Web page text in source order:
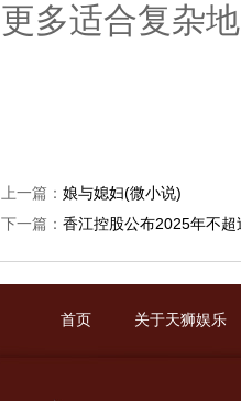
更多适合复杂
上一篇： 娘与媳妇(微小说)
下一篇： 香江控股公布2025年不
首页 关于天狮娱乐